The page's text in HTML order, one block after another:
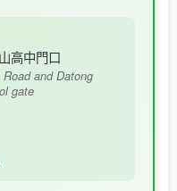
高中門口
and Datong
gate